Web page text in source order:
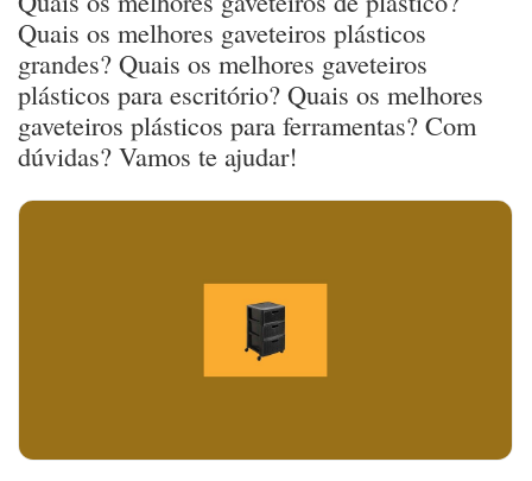
Quais os melhores gaveteiros plásticos
grandes? Quais os melhores gaveteiros
plásticos para escritório? Quais os melhores
gaveteiros plásticos para ferramentas? Com
dúvidas? Vamos te ajudar!